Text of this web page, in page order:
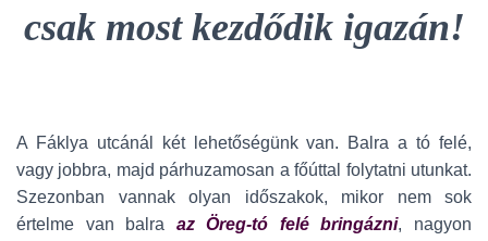
csak most kezdődik igazán!
A Fáklya utcánál két lehetőségünk van. Balra a tó felé,
vagy jobbra, majd párhuzamosan a főúttal folytatni utunkat.
Szezonban vannak olyan időszakok, mikor nem sok
értelme van balra az Öreg-tó felé bringázni, nagyon